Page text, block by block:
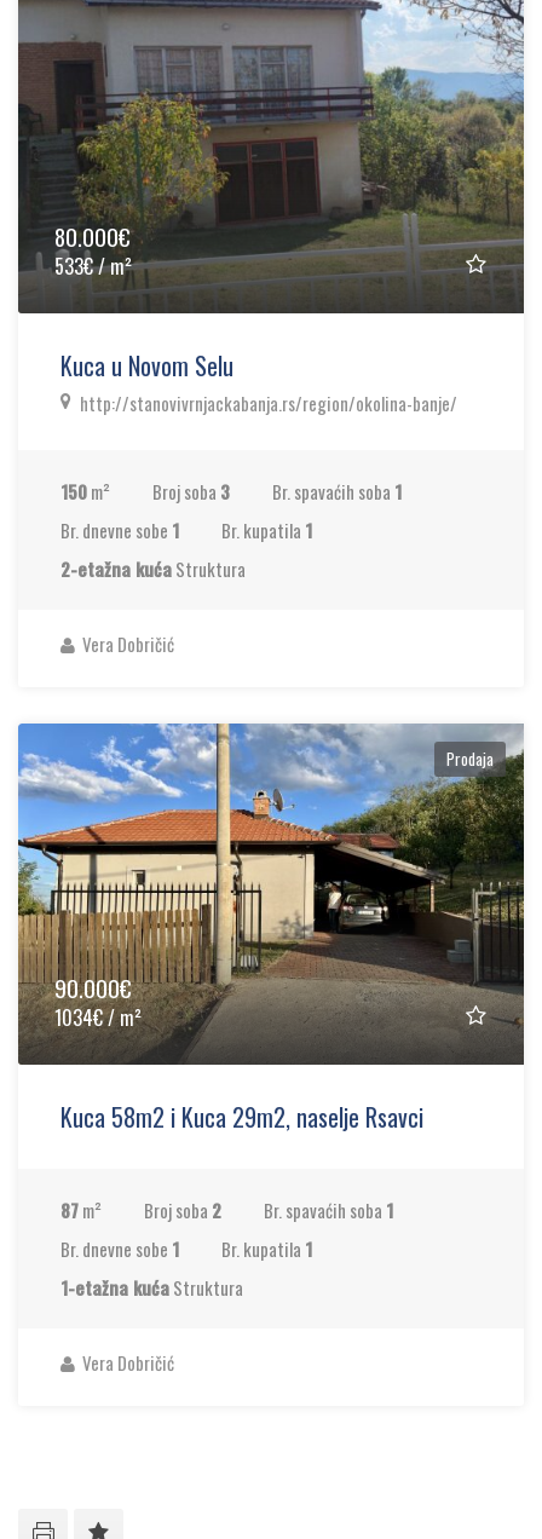
80.000€
533€ / m²
Kuca u Novom Selu
http://stanovivrnjackabanja.rs/region/okolina-banje/
150m² Broj soba 3 Br. spavaćih soba 1
Br. dnevne sobe 1 Br. kupatila 1
2-etažna kućaStruktura
Vera Dobričić
Prodaja
90.000€
1034€ / m²
Kuca 58m2 i Kuca 29m2, naselje Rsavci
87m² Broj soba 2 Br. spavaćih soba 1
Br. dnevne sobe 1 Br. kupatila 1
1-etažna kućaStruktura
Vera Dobričić